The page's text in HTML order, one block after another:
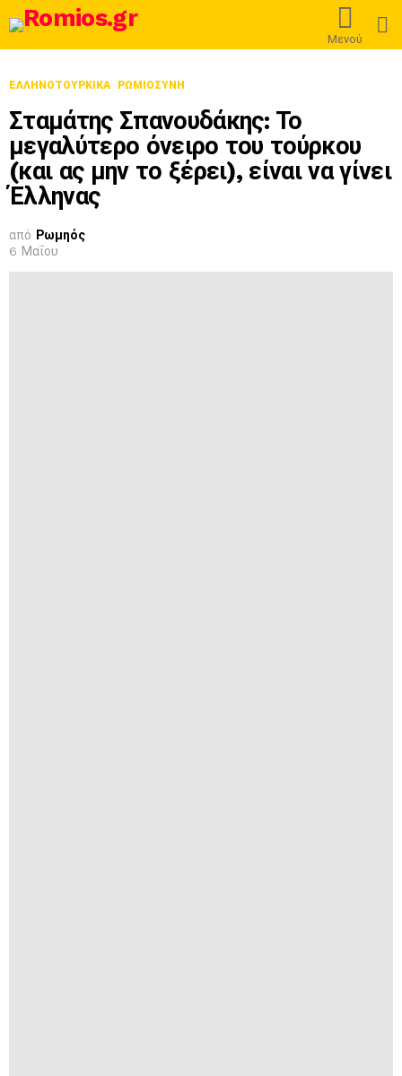
Μενού
ΕΛΛΗΝΟΤΟΥΡΚΙΚΆ ΡΩΜΙΟΣΎΝΗ
Σταμάτης Σπανουδάκης: Το
μεγαλύτερο όνειρο του τούρκου
(και ας μην το ξέρει), είναι να γίνει
Έλληνας
από Ρωμηός
6 Μαΐου